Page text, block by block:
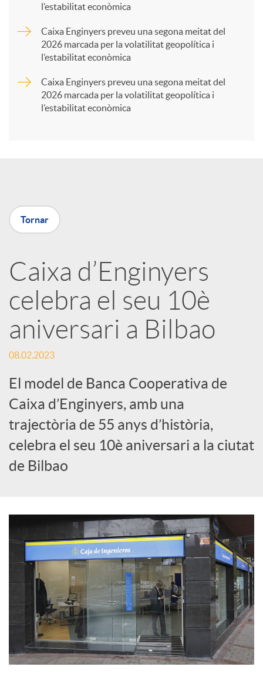
X
r
x
e
s
S
o
c
i
a
l
s
l’estabilitat econòmica
Caixa Enginyers preveu una segona meitat del
2026 marcada per la volatilitat geopolítica i
l’estabilitat econòmica
Caixa Enginyers preveu una segona meitat del
2026 marcada per la volatilitat geopolítica i
l’estabilitat econòmica
Tornar
Caixa d’Enginyers
celebra el seu 10è
aniversari a Bilbao
08.02.2023
El model de Banca Cooperativa de
Caixa d’Enginyers, amb una
trajectòria de 55 anys d’història,
celebra el seu 10è aniversari a la ciutat
de Bilbao